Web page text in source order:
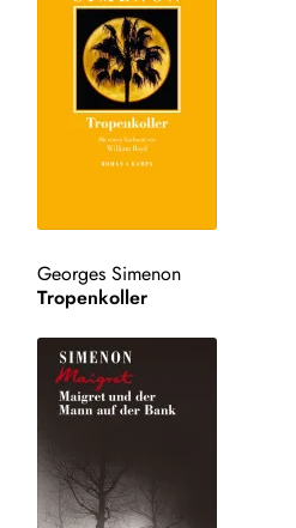
Georges Simenon
Tropenkoller